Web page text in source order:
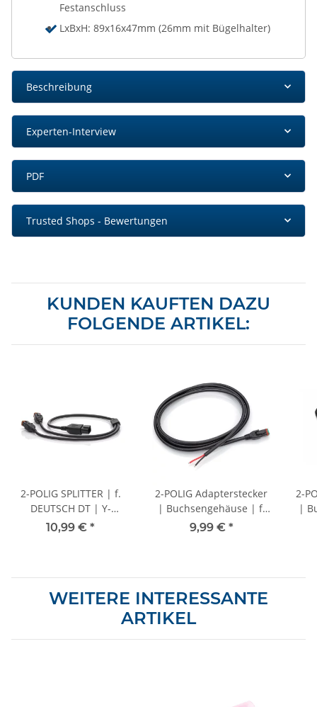
Festanschluss
LxBxH: 89x16x47mm (26mm mit Bügelhalter)
Beschreibung
Experten-Interview
PDF
Trusted Shops - Bewertungen
KUNDEN KAUFTEN DAZU
FOLGENDE ARTIKEL:
2-POLIG SPLITTER | f.
DEUTSCH DT | Y-
Verteiler mit Kabel 60cm
10,99 € *
2-POLIG Adapterstecker
| Buchsengehäuse | f.
DEUTSCH DT | - 250cm
9,99 € *
2-
|
WEITERE INTERESSANTE
ARTIKEL